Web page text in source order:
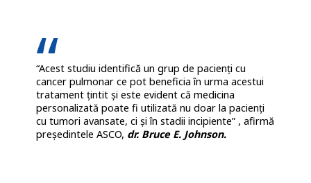
“Acest studiu identifică un grup de pacienți cu
cancer pulmonar ce pot beneficia în urma acestui
tratament țintit și este evident că medicina
personalizată poate fi utilizată nu doar la pacienți
cu tumori avansate, ci și în stadii incipiente” , afirmă
președintele ASCO, dr. Bruce E. Johnson.